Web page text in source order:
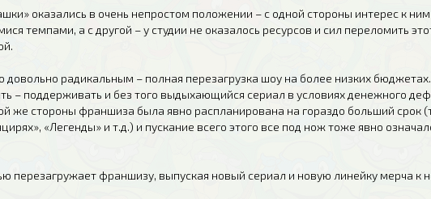
оказались в очень непростом положении – с одной стороны интерес к ним
темпами, а с другой – у студии не оказалось ресурсов и сил переломить
радикальным – полная перезагрузка шоу на более низких
– поддерживать и без того выдыхающийся сериал в условиях денежного
же стороны франшиза была явно распланирована на гораздо больший срок
«Легенды» и т.д.) и пускание всего этого все под нож тоже явно
перезагружает франшизу, выпуская новый сериал и новую линейку мерча к